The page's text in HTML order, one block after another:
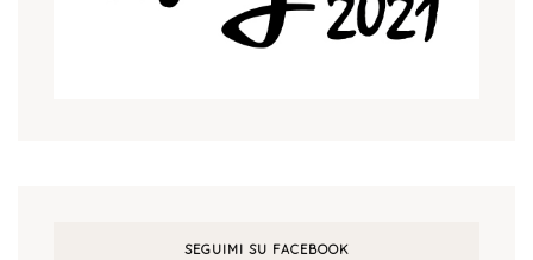
SEGUIMI SU FACEBOOK